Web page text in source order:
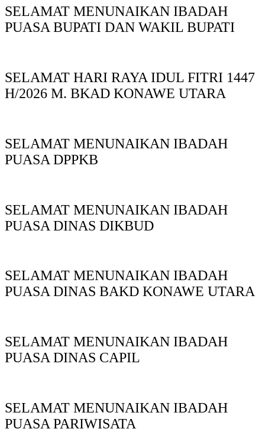
SELAMAT MENUNAIKAN IBADAH
PUASA BUPATI DAN WAKIL BUPATI
SELAMAT HARI RAYA IDUL FITRI 1447
H/2026 M. BKAD KONAWE UTARA
SELAMAT MENUNAIKAN IBADAH
PUASA DPPKB
SELAMAT MENUNAIKAN IBADAH
PUASA DINAS DIKBUD
SELAMAT MENUNAIKAN IBADAH
PUASA DINAS BAKD KONAWE UTARA
SELAMAT MENUNAIKAN IBADAH
PUASA DINAS CAPIL
SELAMAT MENUNAIKAN IBADAH
PUASA PARIWISATA